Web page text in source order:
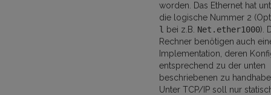
worden. Das Ethernet hat
die logische Nummer 2
l bei z.B. Net.ether1000).
Rechner benötigen auch
Implementation, deren
entsprechend zu der unten
beschriebenen zu
Unter TCP/IP soll nur